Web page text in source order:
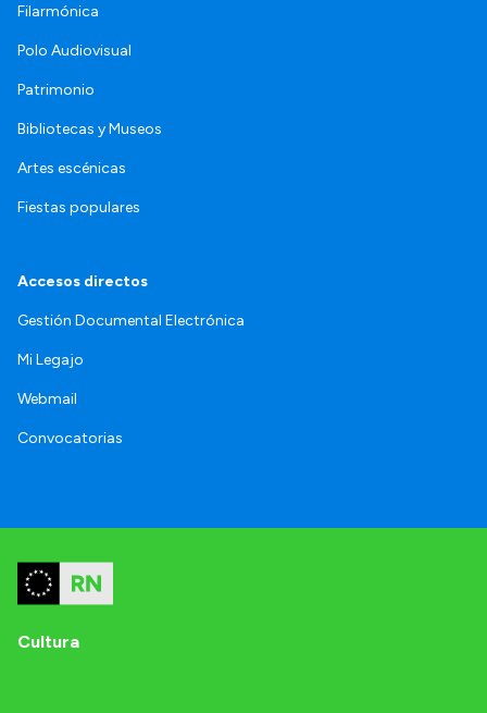
Filarmónica
Polo Audiovisual
Patrimonio
Bibliotecas y Museos
Artes escénicas
Fiestas populares
Accesos directos
Gestión Documental Electrónica
Mi Legajo
Webmail
Convocatorias
Cultura